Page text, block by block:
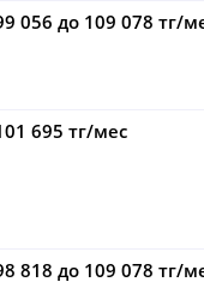
056 до 109 078 тг/
695 тг/мес
818 до 109 078 тг/